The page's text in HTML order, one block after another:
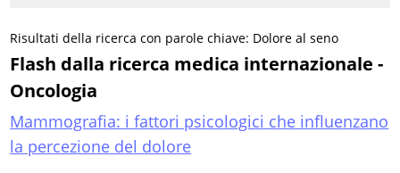
Risultati della ricerca con parole chiave: Dolore al seno
Flash dalla ricerca medica internazionale -
Oncologia
Mammografia: i fattori psicologici che influenzano
la percezione del dolore